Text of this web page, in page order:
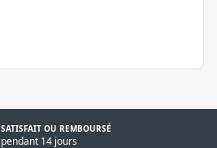
SATISFAIT OU REMBOURSÉ
pendant 14 jours